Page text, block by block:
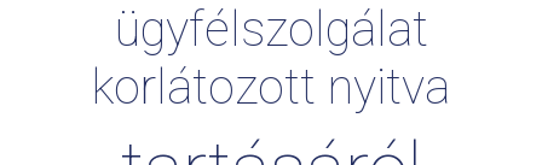
Ügyfélszolgálatügyfélszolgálat
korlátozott nyitva